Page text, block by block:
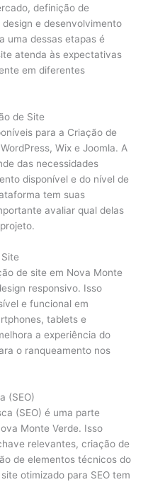
definição de
e desenvolvimento
uma dessas etapas é
atenda às expectativas
em diferentes
de Site
para a Criação de
Wix e Joomla. A
das necessidades
disponível e do nível de
tem suas
avaliar qual delas
de site em Nova Monte
responsivo. Isso
e funcional em
tablets e
a experiência do
o ranqueamento nos
(SEO)
(SEO) é uma parte
Monte Verde. Isso
relevantes, criação de
de elementos técnicos do
otimizado para SEO tem